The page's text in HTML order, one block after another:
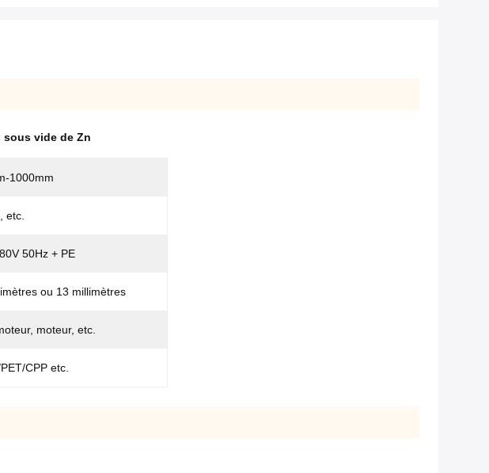
sous vide de Zn
1000mm
etc.
50Hz + PE
ou 13 millimètres
moteur, etc.
CPP etc.